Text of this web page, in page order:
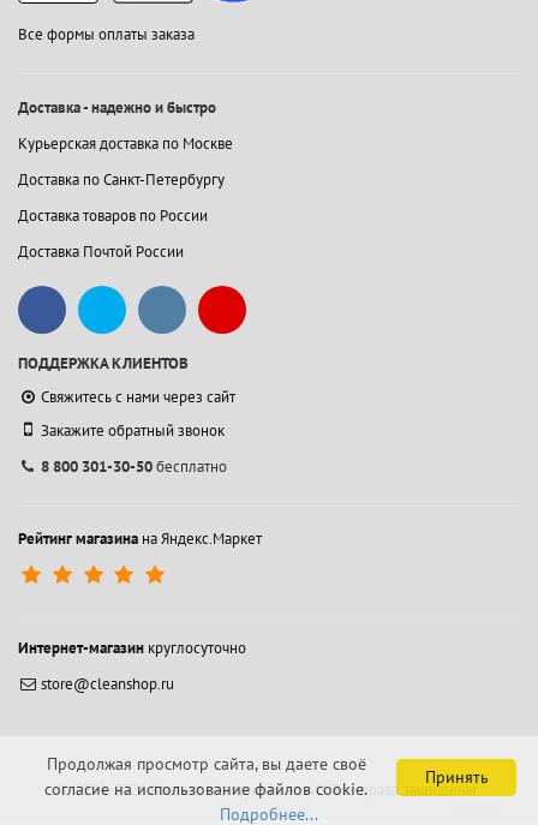
Все формы оплаты заказа
Доставка - надежно и быстро
Курьерская доставка по Москве
Доставка по Санкт-Петербургу
Доставка товаров по России
Доставка Почтой России
ПОДДЕРЖКА КЛИЕНТОВ
Свяжитесь с нами через сайт
Закажите обратный звонок
8 800 301-30-50бесплатно
Рейтинг магазина на Яндекс.Маркет
Интернет-магазин круглосуточно
store@cleanshop.ru
© 1994-2026 Контакт Интернейшнл АО.Все права защищены.
Принять
Продолжая просмотр сайта, вы даете своё
согласие на использование файлов cookie.
Подробнее...